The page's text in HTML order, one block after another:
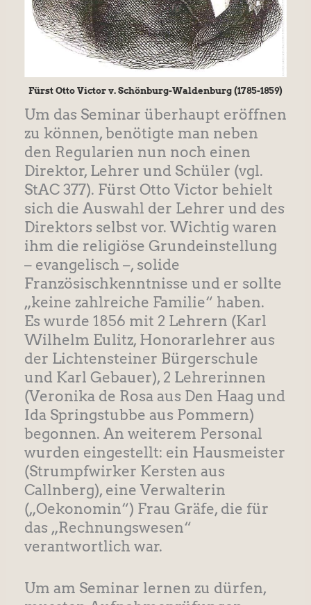
Fürst Otto Victor v. Schönburg-Waldenburg (1785-1859)
Um das Seminar überhaupt eröffnen
zu können, benötigte man neben
den Regularien nun noch einen
Direktor, Lehrer und Schüler (vgl.
StAC 377). Fürst Otto Victor behielt
sich die Auswahl der Lehrer und des
Direktors selbst vor. Wichtig waren
ihm die religiöse Grundeinstellung
– evangelisch –, solide
Französischkenntnisse und er sollte
„keine zahlreiche Familie“ haben.
Es wurde 1856 mit 2 Lehrern (Karl
Wilhelm Eulitz, Honorarlehrer aus
der Lichtensteiner Bürgerschule
und Karl Gebauer), 2 Lehrerinnen
(Veronika de Rosa aus Den Haag und
Ida Springstubbe aus Pommern)
begonnen. An weiterem Personal
wurden eingestellt: ein Hausmeister
(Strumpfwirker Kersten aus
Callnberg), eine Verwalterin
(„Oekonomin“) Frau Gräfe, die für
das „Rechnungswesen“
verantwortlich war.
Um am Seminar lernen zu dürfen,